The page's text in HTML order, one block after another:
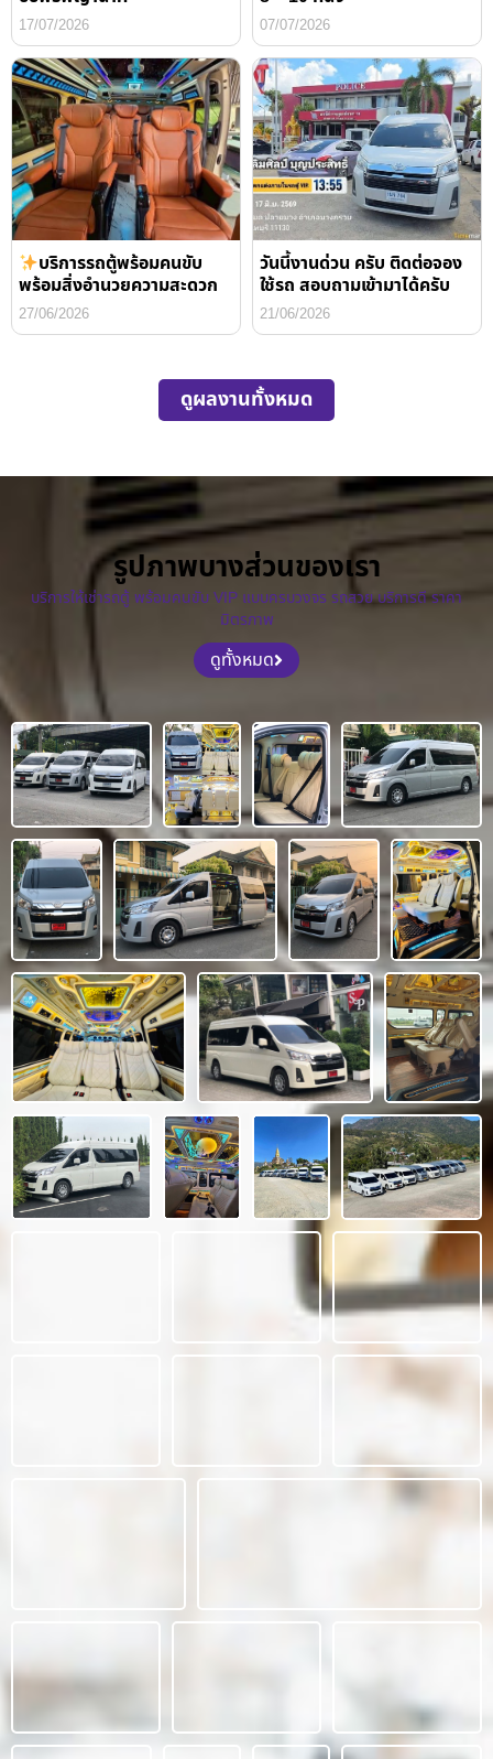
17/07/2026 07/07/2026
บริการรถตู้พร้อมคนขับ
พร้อมสิ่งอำนวยความสะดวก
27/06/2026
วันนี้งานด่วน ครับ ติดต่อจอง
ใช้รถ สอบถามเข้ามาได้ครับ
21/06/2026
ดูผลงานทั้งหมด
รูปภาพบางส่วนของเรา
บริการให้เช่ารถตู้ พร้อมคนขับ VIP แบบครบวงจร รถสวย บริการดี ราคา
มิตรภาพ
ดูทั้งหมด